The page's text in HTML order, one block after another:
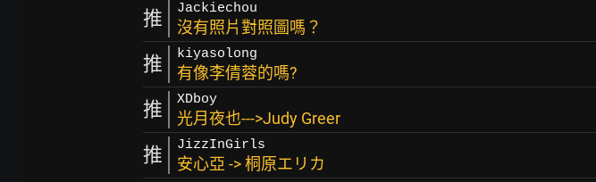
推 Jackiechou
沒有照片對照圖嗎？
推 kiyasolong
有像李倩蓉的嗎?
推 XDboy
光月夜也--->Judy Greer
推 JizzInGirls
安心亞 -> 桐原エリカ